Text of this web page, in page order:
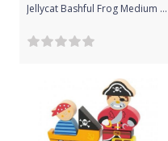
Jellycat Bashful Frog Medium uni